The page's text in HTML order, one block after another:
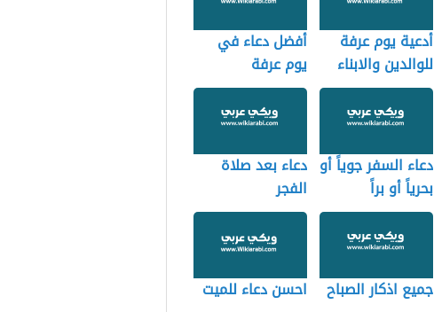
أدعية يوم عرفة
للوالدين والابناء
والميت
أفضل دعاء في
يوم عرفة
دعاء السفر جوياً أو
بحرياً أو براً
دعاء بعد صلاة
الفجر
جميع اذكار الصباح احسن دعاء للميت